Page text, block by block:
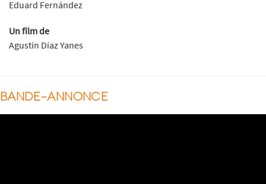
Eduard Fernández
Un film de
Agustín Díaz Yanes
BANDE-ANNONCE